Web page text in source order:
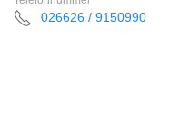
026626 / 9150990